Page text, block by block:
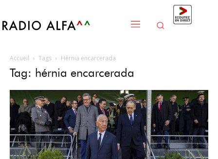
Accueil Tags Hérnia encarcerada
Tag: hérnia encarcerada